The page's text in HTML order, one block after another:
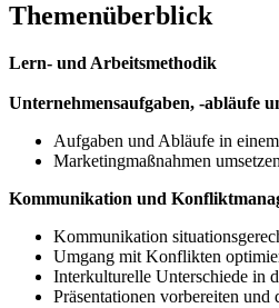
Themenüberblick
Lern- und Arbeitsmethodik
Unternehmensaufgaben, -abläufe
Aufgaben und Abläufe in
Marketingmaßnahmen umsetzen
Kommunikation und
Kommunikation
Umgang mit Konflikten
Interkulturelle Unterschiede in
Präsentationen vorbereiten und